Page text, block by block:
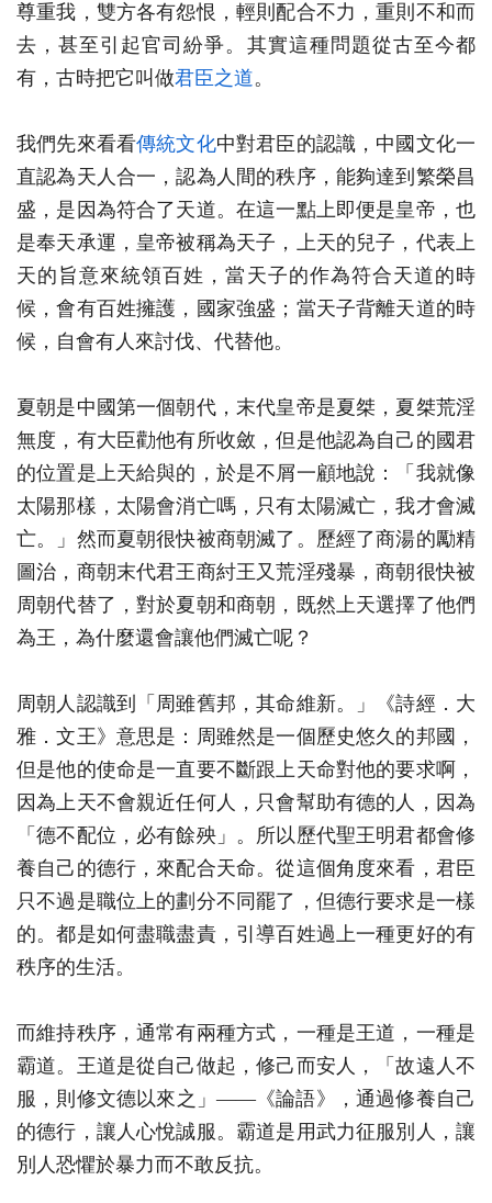
尊重我，雙方各有怨恨，輕則配合不力，重則不和而
去，甚至引起官司紛爭。其實這種問題從古至今都
有，古時把它叫做君臣之道。
我們先來看看傳統文化中對君臣的認識，中國文化一
直認為天人合一，認為人間的秩序，能夠達到繁榮昌
盛，是因為符合了天道。在這一點上即便是皇帝，也
是奉天承運，皇帝被稱為天子，上天的兒子，代表上
天的旨意來統領百姓，當天子的作為符合天道的時
候，會有百姓擁護，國家強盛；當天子背離天道的時
候，自會有人來討伐、代替他。
夏朝是中國第一個朝代，末代皇帝是夏桀，夏桀荒淫
無度，有大臣勸他有所收斂，但是他認為自己的國君
的位置是上天給與的，於是不屑一顧地說：「我就像
太陽那樣，太陽會消亡嗎，只有太陽滅亡，我才會滅
亡。」然而夏朝很快被商朝滅了。歷經了商湯的勵精
圖治，商朝末代君王商紂王又荒淫殘暴，商朝很快被
周朝代替了，對於夏朝和商朝，既然上天選擇了他們
為王，為什麼還會讓他們滅亡呢？
周朝人認識到「周雖舊邦，其命維新。」《詩經．大
雅．文王》意思是：周雖然是一個歷史悠久的邦國，
但是他的使命是一直要不斷跟上天命對他的要求啊，
因為上天不會親近任何人，只會幫助有德的人，因為
「德不配位，必有餘殃」。所以歷代聖王明君都會修
養自己的德行，來配合天命。從這個角度來看，君臣
只不過是職位上的劃分不同罷了，但德行要求是一樣
的。都是如何盡職盡責，引導百姓過上一種更好的有
秩序的生活。
而維持秩序，通常有兩種方式，一種是王道，一種是
霸道。王道是從自己做起，修己而安人，「故遠人不
服，則修文德以來之」——《論語》，通過修養自己
的德行，讓人心悅誠服。霸道是用武力征服別人，讓
別人恐懼於暴力而不敢反抗。